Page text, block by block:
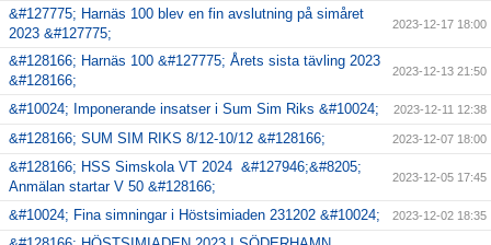
&#127775; Harnäs 100 blev en fin avslutning på simåret
2023 &#127775;
2023-12-17 18:00
&#128166; Harnäs 100 &#127775; Årets sista tävling 2023
&#128166;
2023-12-13 21:50
&#10024; Imponerande insatser i Sum Sim Riks &#10024; 2023-12-11 12:38
&#128166; SUM SIM RIKS 8/12-10/12 &#128166; 2023-12-07 18:00
&#128166; HSS Simskola VT 2024 &#127946;&#8205;
Anmälan startar V 50 &#128166;
2023-12-05 17:45
&#10024; Fina simningar i Höstsimiaden 231202 &#10024; 2023-12-02 18:35